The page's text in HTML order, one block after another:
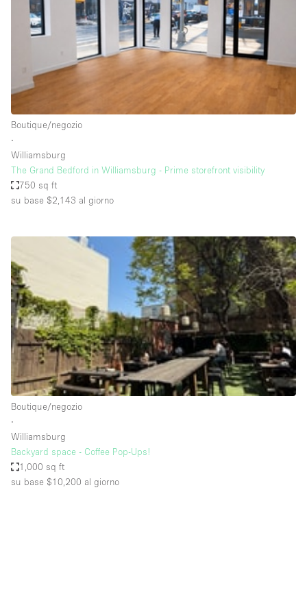
Spazio pubblicitario
Spazio unico
Stand / Bancarella
Stand / Chiosco / Stand
Studio fotografico / riprese
Terrazzo
Uffici
Villa / Casa
Accesso per disabili
Ampia Porta d'Ingresso
Animals Friendly
Aria condizionata
Arredamento
Ascensore
Attaccapanni
Bagni
Bagno
Boutique/negozio
∙
Williamsburg
The Grand Bedford in Williamsburg - Prime storefront visibility
750 sq ft
su base $2,143 al giorno
Boutique/negozio
∙
Williamsburg
Backyard space - Coffee Pop-Ups!
1,000 sq ft
su base $10,200 al giorno